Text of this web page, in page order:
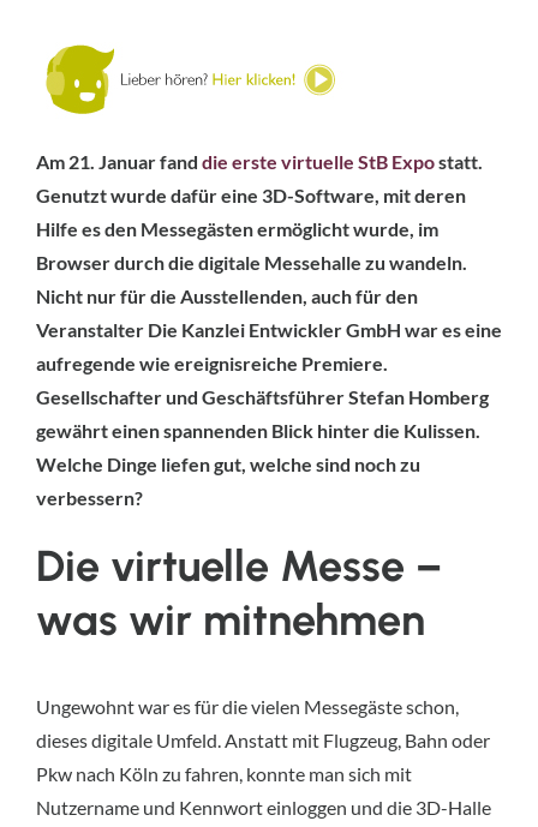
Am 21. Januar fand die erste virtuelle StB Expostatt.
Genutzt wurde dafür eine 3D-Software, mit deren
Hilfe es den Messegästen ermöglicht wurde, im
Browser durch die digitale Messehalle zu wandeln.
Nicht nur für die Ausstellenden, auch für den
Veranstalter Die Kanzlei Entwickler GmbH war es eine
aufregende wie ereignisreiche Premiere.
Gesellschafter und Geschäftsführer Stefan Homberg
gewährt einen spannenden Blick hinter die Kulissen.
Welche Dinge liefen gut, welche sind noch zu
verbessern?
Die virtuelle Messe –
was wir mitnehmen
Ungewohnt war es für die vielen Messegäste schon,
dieses digitale Umfeld. Anstatt mit Flugzeug, Bahn oder
Pkw nach Köln zu fahren, konnte man sich mit
Nutzername und Kennwort einloggen und die 3D-Halle